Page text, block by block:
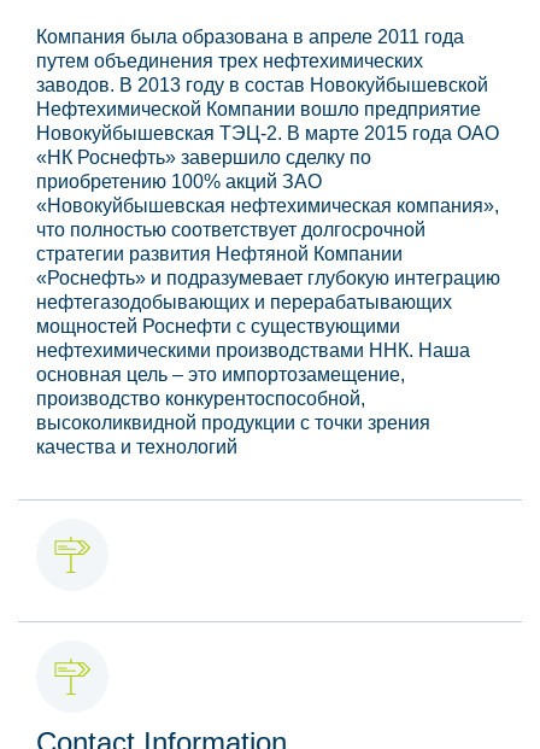
Компания была образована в апреле 2011 года
путем объединения трех нефтехимических
заводов. В 2013 году в состав Новокуйбышевской
Нефтехимической Компании вошло предприятие
Новокуйбышевская ТЭЦ-2. В марте 2015 года ОАО
«НК Роснефть» завершило сделку по
приобретению 100% акций ЗАО
«Новокуйбышевская нефтехимическая компания»,
что полностью соответствует долгосрочной
стратегии развития Нефтяной Компании
«Роснефть» и подразумевает глубокую интеграцию
нефтегазодобывающих и перерабатывающих
мощностей Роснефти с существующими
нефтехимическими производствами ННК. Наша
основная цель – это импортозамещение,
производство конкурентоспособной,
высоколиквидной продукции с точки зрения
качества и технологий
Contact Information